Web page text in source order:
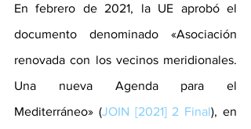
En febrero de 2021, la UE aprobó el
documento denominado «Asociación
renovada con los vecinos meridionales.
Una nueva Agenda para el
Mediterráneo» (JOIN [2021] 2 Final), en